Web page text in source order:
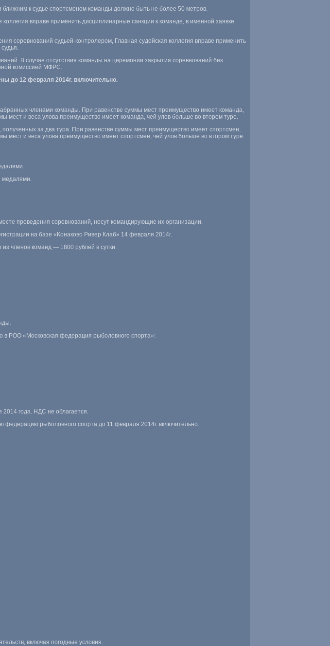
к судье спортсменом команды должно быть не более 50 метров.
вправе применить дисциплинарные санкции к команде, в именной заявке
соревнований судьей-контролером, Главная судейская коллегия вправе применить
В случае отсутствия команды на церемонии закрытия соревнований без
комиссией МФРС.
до 12 февраля 2014г. включительно.
членами команды. При равенстве суммы мест преимущество имеет команда,
мест и веса улова преимущество имеет команда, чей улов больше во втором туре.
за два тура. При равенстве суммы мест преимущество имеет спортсмен,
мест и веса улова преимущество имеет спортсмен, чей улов больше во втором туре.
медалями.
проведения соревнований, несут командирующие их организации.
на базе «Конаково Ривер Клаб» 14 февраля 2014г.
членов команд — 1800 рублей в сутки.
в РОО «Московская федерация рыболовного спорта»:
2014 года. НДС не облагается.
федерацию рыболовного спорта до 11 февраля 2014г. включительно.
включая погодные условия.